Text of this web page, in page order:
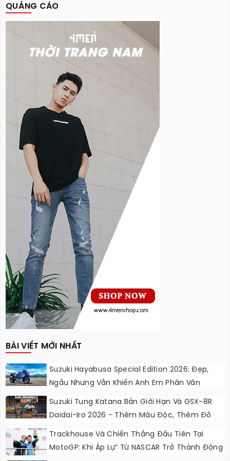
QUẢNG CÁO
BÀI VIẾT MỚI NHẤT
Suzuki Hayabusa Special Edition 2026: Đẹp,
Ngầu Nhưng Vẫn Khiến Anh Em Phân Vân
Suzuki Tung Katana Bản Giới Hạn Và GSX-8R
Daidai-Iro 2026 - Thêm Màu Độc, Thêm Đồ
Chơi, Thêm Cá Tính
Trackhouse Và Chiến Thắng Đầu Tiên Tại
MotoGP: Khi Áp Lự” Từ NASCAR Trở Thành Động